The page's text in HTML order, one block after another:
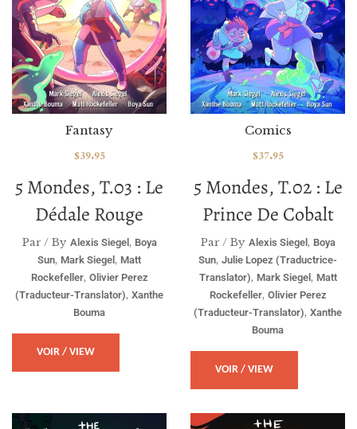
5 Mondes, T.03 : Le
Dédale Rouge
Fantasy
$39.95
Par / By Alexis Siegel, Boya
Sun, Mark Siegel , Matt
Rockefeller, Olivier Perez
(traducteur-Translator), Xanthe
Bouma
VOIR / VIEW
5 Mondes, T.02 : Le
Prince De Cobalt
Comics
$37.95
Par / By Alexis Siegel, Boya
Sun, Julie Lopez (traductrice-
Translator), Mark Siegel, Matt
Rockefeller, Olivier Perez
(traducteur-Translator), Xanthe
Bouma
VOIR / VIEW